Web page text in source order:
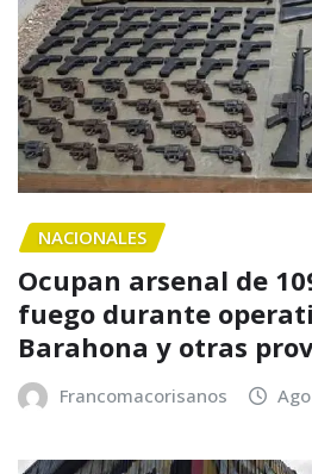
NACIONALES
Ocupan arsenal de
fuego durante
Barahona y otras
Francomacorisanos